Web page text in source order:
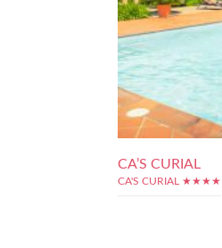
CA’S CURIAL
CA'S CURIAL ★★★★